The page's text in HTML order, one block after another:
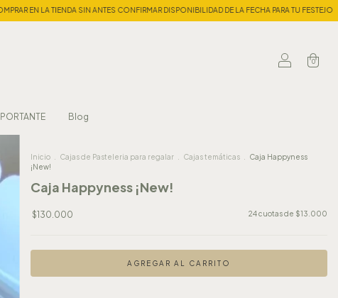
CONFIRMAR DISPONIBILIDAD DE LA FECHA PARA TU FESTEJO | Bake My Mood UNITE A
0
Blog
Inicio Cajas de Pasteleria para regalar Cajas temáticas
Caja Happyness
¡New!
Caja Happyness ¡New!
$130.000 24cuotas de $13.000